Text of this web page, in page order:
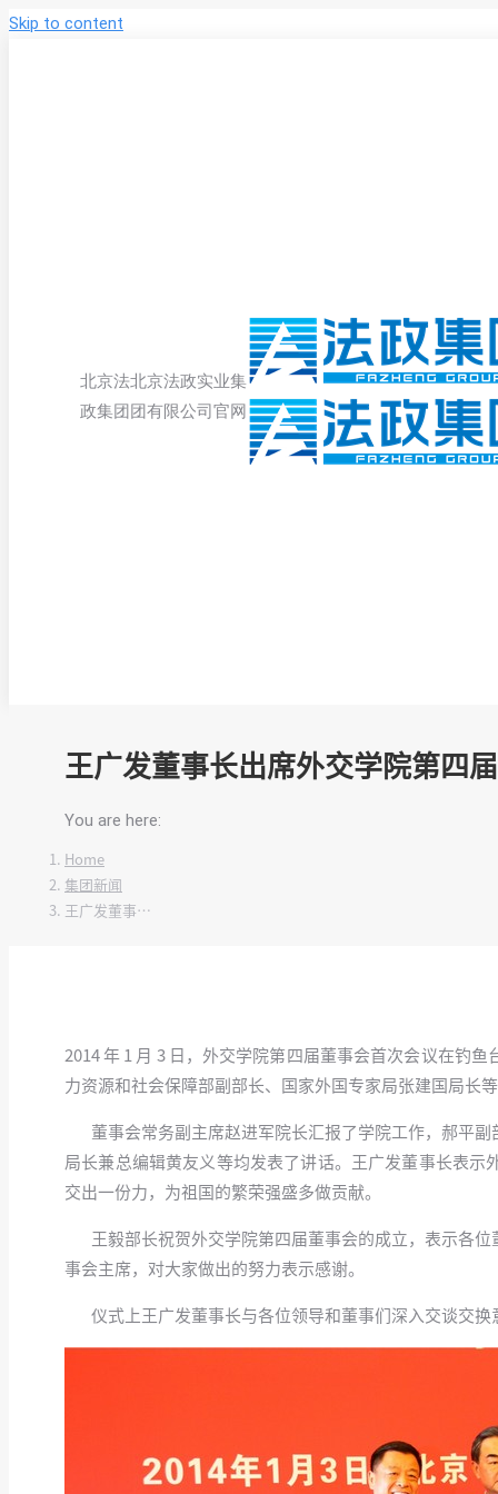
Skip to content
北京法
政集团
北京法政实业集
团有限公司官网
王广发董事长出席外交学院第四
You are here:
Home
集团新闻
王广发董事…
2014 年 1 月 3 日，外交学院第四届董事会首次会议在钓
力资源和社会保障部副部长、国家外国专家局张建国局
董事会常务副主席赵进军院长汇报了学院工作，郝平副
局长兼总编辑黄友义等均发表了讲话。王广发董事长表
交出一份力，为祖国的繁荣强盛多做贡献。
王毅部长祝贺外交学院第四届董事会的成立，表示各位
事会主席，对大家做出的努力表示感谢。
仪式上王广发董事长与各位领导和董事们深入交谈交换